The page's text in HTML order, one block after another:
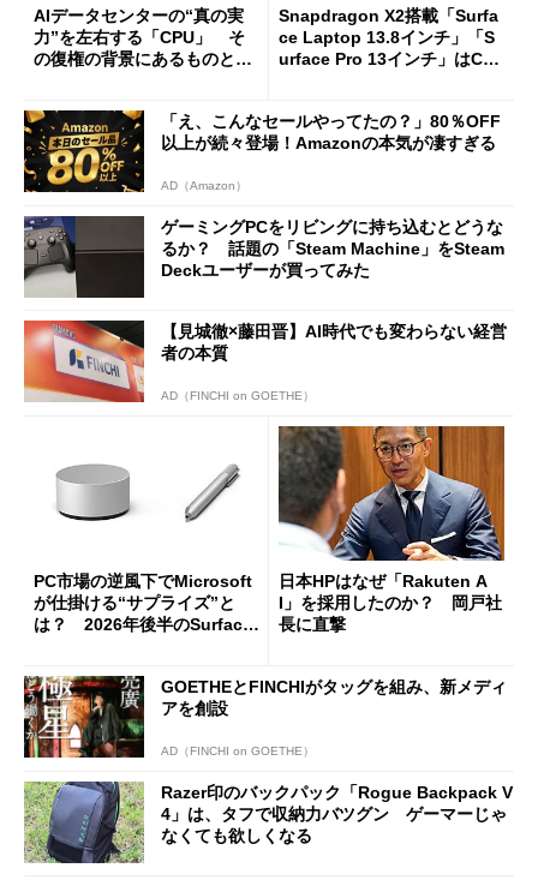
AIデータセンターの“真の実
力”を左右する「CPU」 そ
の復権の背景にあるものと
Snapdragon X2搭載「Surfa
ce Laptop 13.8インチ」「S
urface Pro 13インチ」はCop
た
「え、こんなセールやってたの？」80％OFF
以上が続々登場！Amazonの本気が凄すぎる
AD（Amazon）
ゲーミングPCをリビングに持ち込むとどうな
るか？ 話題の「Steam Machine」をSteam
Deckユーザーが買ってみた
【見城徹×藤田晋】AI時代でも変わらない経営
者の本質
AD（FINCHI on GOETHE）
PC市場の逆風下でMicrosoft
が仕掛ける“サプライズ”と
は？ 2026年後半のSurface
日本HPはなぜ「Rakuten A
I」を採用したのか？ 岡戸社
長に直撃
GOETHEとFINCHIがタッグを組み、新メディ
アを創設
AD（FINCHI on GOETHE）
Razer印のバックパック「Rogue Backpack V
4」は、タフで収納力バツグン ゲーマーじゃ
なくても欲しくなる